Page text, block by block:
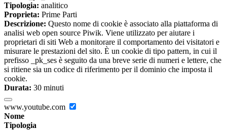
Tipologia: analitico
Proprieta: Prime Parti
Descrizione: Questo nome di cookie è associato alla piattaforma di
analisi web open source Piwik. Viene utilizzato per aiutare i
proprietari di siti Web a monitorare il comportamento dei visitatori e
misurare le prestazioni del sito. È un cookie di tipo pattern, in cui il
prefisso _pk_ses è seguito da una breve serie di numeri e lettere, che
si ritiene sia un codice di riferimento per il dominio che imposta il
cookie.
Durata: 30 minuti
www.youtube.com
Nome
Tipologia